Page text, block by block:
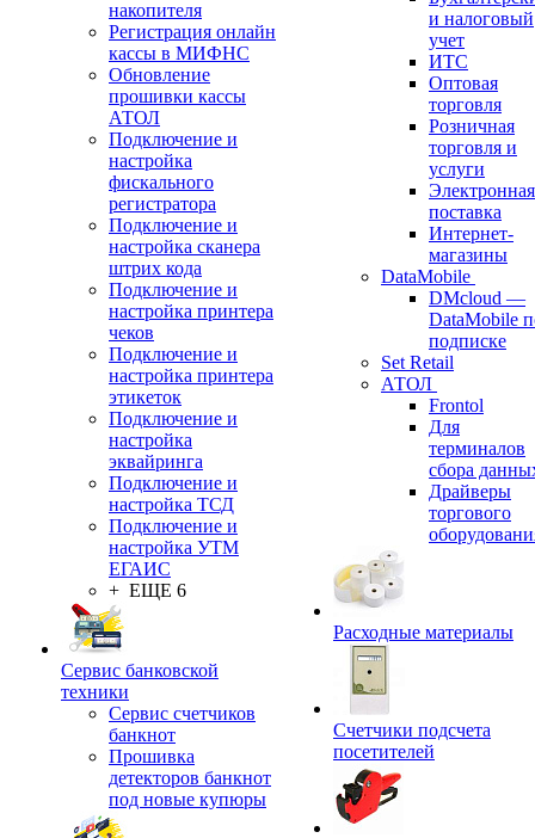
накопителя
Регистрация онлайн
кассы в МИФНС
Обновление
прошивки кассы
АТОЛ
Подключение и
настройка
фискального
регистратора
Подключение и
настройка сканера
штрих кода
Подключение и
настройка принтера
чеков
Подключение и
настройка принтера
этикеток
Подключение и
настройка
эквайринга
Подключение и
настройка ТСД
Подключение и
настройка УТМ
ЕГАИС
+ ЕЩЕ 6
Сервис банковской
техники
Сервис счетчиков
банкнот
Прошивка
детекторов банкнот
под новые купюры
и налоговый
учет
ИТС
Оптовая
торговля
Розничная
торговля и
услуги
Электронная
поставка
Интернет-
магазины
DataMobile
DMcloud —
DataMobile
подписке
Set Retail
АТОЛ
Frontol
Для
терминалов
сбора
Драйверы
торгового
Расходные материалы
Счетчики подсчета
посетителей